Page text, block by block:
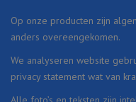
Op onze producten zijn
anders overeengekomen.
We analyseren website
privacy statement wat van